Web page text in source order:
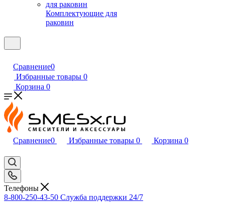
Комплектующие для
раковин
Сравнение0
Избранные товары 0
Корзина 0
Сравнение0 Избранные товары 0 Корзина 0
Телефоны
8-800-250-43-50 Служба поддержки 24/7